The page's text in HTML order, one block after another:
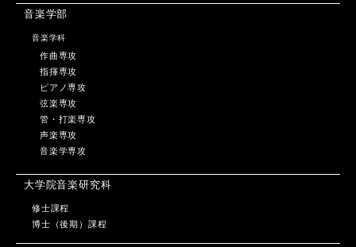
音楽学部
音楽学科
作曲専攻
指揮専攻
ピアノ専攻
弦楽専攻
管・打楽専攻
声楽専攻
音楽学専攻
大学院音楽研究科
修士課程
博士（後期）課程